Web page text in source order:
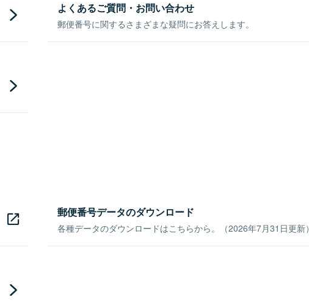
よくあるご質問・お問い合わせ
郵便番号に関するさまざまな疑問にお答えします。
郵便番号データのダウンロード
各種データのダウンロードはこちらから。（2026年7月31日更新）